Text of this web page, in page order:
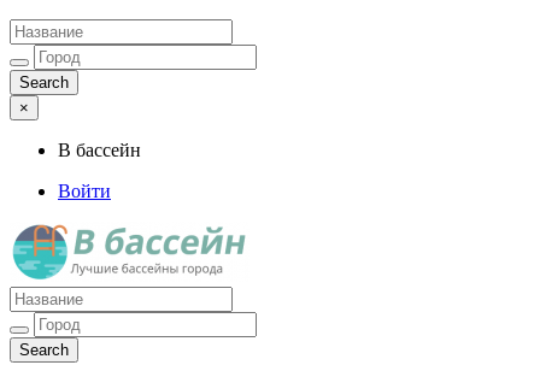
×
В бассейн
Войти
Лучшие бассейны города